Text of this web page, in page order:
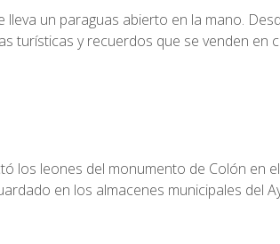
un paraguas abierto en la mano.
turísticas y recuerdos que se venden en
los leones del monumento de Colón en
en los almacenes municipales del